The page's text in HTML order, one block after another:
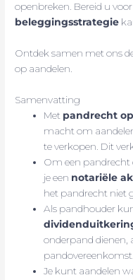
openbreken. Bereid u
beleggingsstrategie
Ontdek samen met ons
op aandelen.
Samenvatting
Met pandrecht
macht om
te verkopen. Dit
Om een pandrecht
je een notariële
het pandrecht niet
Als pandhouder
onderpand dienen,
pandovereenkomst.
Je kunt aandelen